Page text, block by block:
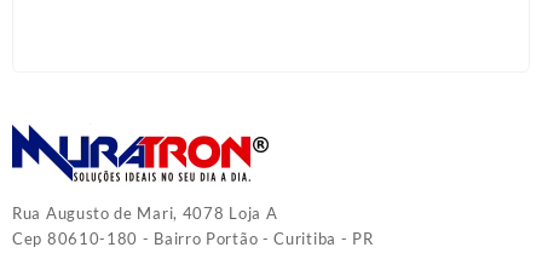
Rua Augusto de Mari, 4078 Loja A
Cep 80610-180 - Bairro Portão - Curitiba - PR